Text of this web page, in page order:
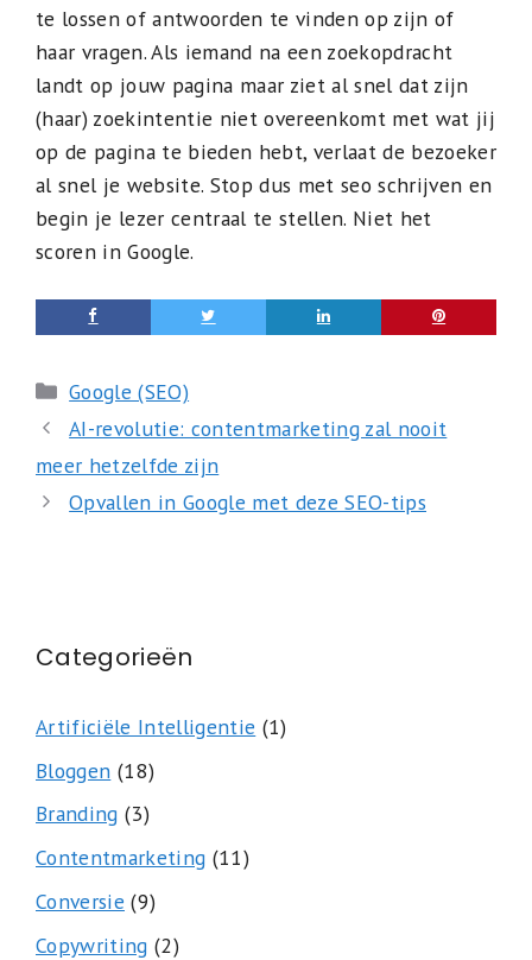
te lossen of antwoorden te vinden op zijn of
haar vragen. Als iemand na een zoekopdracht
landt op jouw pagina maar ziet al snel dat zijn
(haar) zoekintentie niet overeenkomt met wat jij
op de pagina te bieden hebt, verlaat de bezoeker
al snel je website. Stop dus met seo schrijven en
begin je lezer centraal te stellen. Niet het
scoren in Google.
Categorieën
Google (SEO)
AI-revolutie: contentmarketing zal nooit
meer hetzelfde zijn
Opvallen in Google met deze SEO-tips
Categorieën
Artificiële Intelligentie (1)
Bloggen (18)
Branding (3)
Contentmarketing (11)
Conversie (9)
Copywriting (2)